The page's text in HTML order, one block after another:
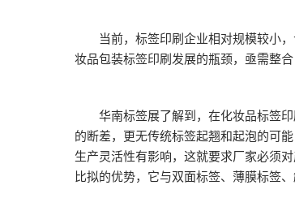
当前，标签印刷企业相对规模较小，
妆品包装标签印刷发展的瓶颈，亟需整
华南标签展了解到，在化妆品标签印
的断差，更无传统标签起翘和起泡的可
生产灵活性有影响，这就要求厂家必须
比拟的优势，它与双面标签、薄膜标签